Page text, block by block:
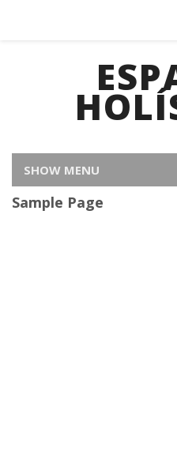
SHOW MENU
Sample Page